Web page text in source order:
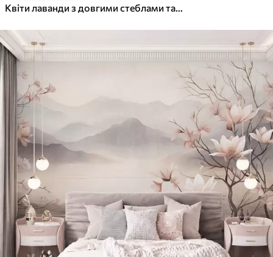
Квіти лаванди з довгими стеблами та листям, м'яка пастельна текстурована ілюстрація